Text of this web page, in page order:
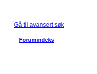
Gå til avansert søk
Forumindeks